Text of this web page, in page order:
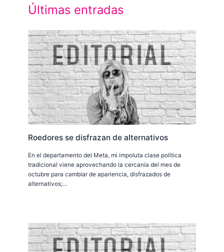
Últimas entradas
Roedores se disfrazan de alternativos
En el departamento del Meta, mi impoluta clase política
tradicional viene aprovechando la cercanía del mes de
octubre para cambiar de apariencia, disfrazados de
alternativos;…